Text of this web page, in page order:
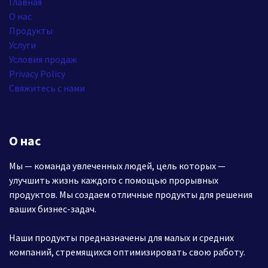
О нас
Продукты
Услуги
Условия продаж
Privacy Policy
Свяжитесь с нами
О нас
Мы — команда увлеченных людей, цель которых —
улучшить жизнь каждого с помощью прорывных
продуктов. Мы создаем отличные продукты для решения
ваших бизнес-задач.
Наши продукты предназначены для малых и средних
компаний, стремящихся оптимизировать свою работу.